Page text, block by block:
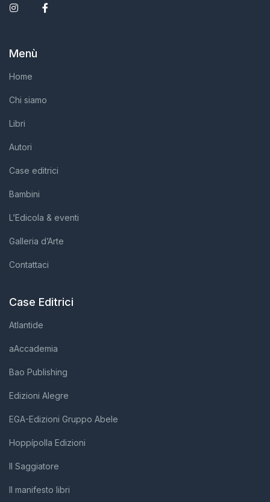
Instagram
Menù
Home
Chi siamo
Libri
Autori
Case editrici
Bambini
L’Edicola & eventi
Galleria d’Arte
Contattaci
Case Editrici
Atlantide
aAccademia
Bao Publishing
Edizioni Alegre
EGA-Edizioni Gruppo Abele
Hoppípolla Edizioni
Il Saggiatore
Il manifesto libri